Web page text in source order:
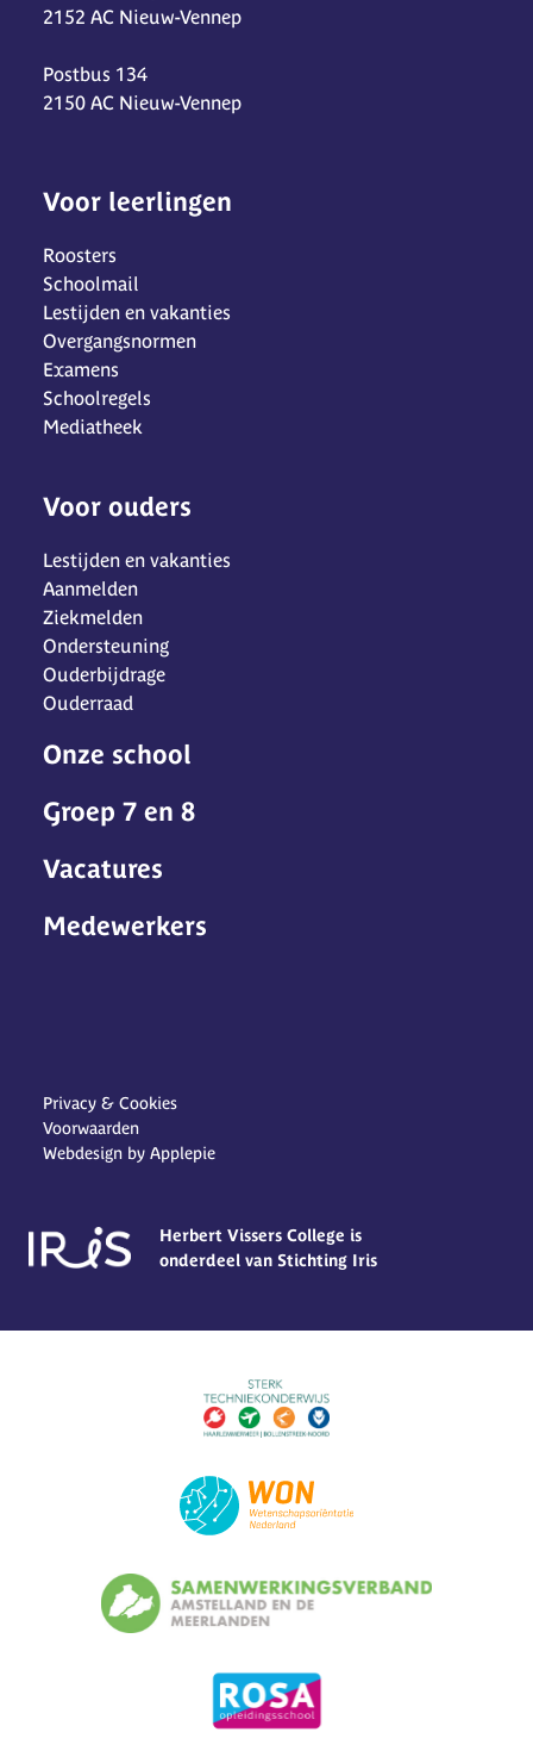
2152 AC Nieuw-Vennep
Postbus 134
2150 AC Nieuw-Vennep
Voor leerlingen
Roosters
Schoolmail
Lestijden en vakanties
Overgangsnormen
Examens
Schoolregels
Mediatheek
Voor ouders
Lestijden en vakanties
Aanmelden
Ziekmelden
Ondersteuning
Ouderbijdrage
Ouderraad
Onze school
Groep 7 en 8
Vacatures
Medewerkers
Privacy & Cookies
Voorwaarden
Webdesign by Applepie
Herbert Vissers College is
onderdeel van Stichting Iris